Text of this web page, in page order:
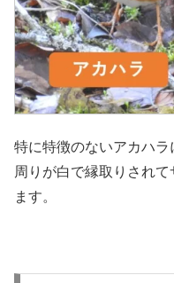
特に特徴のないアカハ
周りが白で縁取りされ
ます。